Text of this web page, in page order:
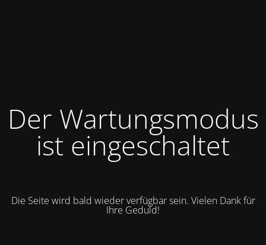
Der Wartungsmodus
ist eingeschaltet
Die Seite wird bald wieder verfügbar sein. Vielen Dank für
Ihre Geduld!